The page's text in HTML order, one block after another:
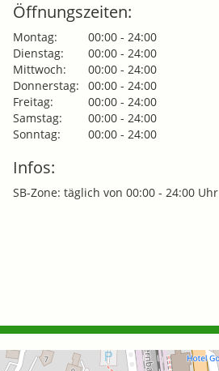
Öffnungszeiten:
Montag:
00:00 - 24:00
Dienstag:
00:00 - 24:00
Mittwoch:
00:00 - 24:00
Donnerstag:
00:00 - 24:00
Freitag:
00:00 - 24:00
Samstag:
00:00 - 24:00
Sonntag:
00:00 - 24:00
Infos:
SB-Zone: täglich von 00:00 - 24:00 Uhr